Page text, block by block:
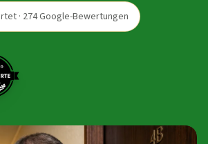
· 274 Google-Bewertungen